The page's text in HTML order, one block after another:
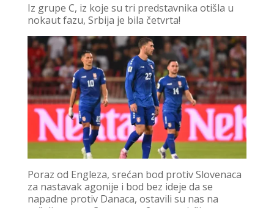
Iz grupe C, iz koje su tri predstavnika otišla u
nokaut fazu, Srbija je bila četvrta!
Poraz od Engleza, srećan bod protiv Slovenaca
za nastavak agonije i bod bez ideje da se
napadne protiv Danaca, ostavili su nas na